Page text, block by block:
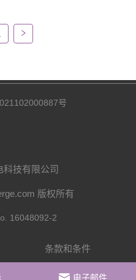
号
科技有限公司
版权所有
16048092-2
条款和条件
电子邮件